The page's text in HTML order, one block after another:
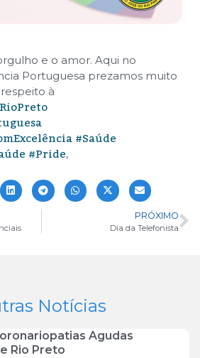
e o amor. Aqui no
Portuguesa prezamos muito
à
#Saúde
#Pride,
PRÓXIMO
Dia da Telefonista
Notícias
Agudas
Rio Preto